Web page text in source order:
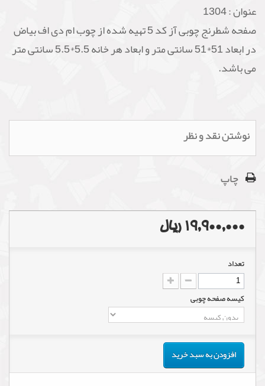
عنوان :1304
صفحه شطرنج چوبی آز کد 5 تهیه شده از چوب ام دی اف بیاض
در ابعاد 51*51 سانتی متر و ابعاد هر خانه 5.5*5.5 سانتی متر
می باشد.
نوشتن نقد و نظر
چاپ
19,900,000 ریال
تعداد
کیسه صفحه چوبی
افزودن به سبد خرید